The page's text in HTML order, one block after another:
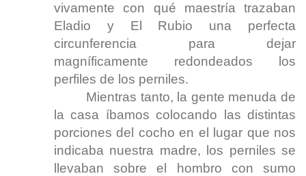
vivamente con qué maestría trazaban
Eladio y El Rubio una perfecta
circunferencia para dejar
magníficamente redondeados los
perfiles de los perniles.
Mientras tanto, la gente menuda de
la casa íbamos colocando las distintas
porciones del cocho en el lugar que nos
indicaba nuestra madre, los perniles se
llevaban sobre el hombro con sumo